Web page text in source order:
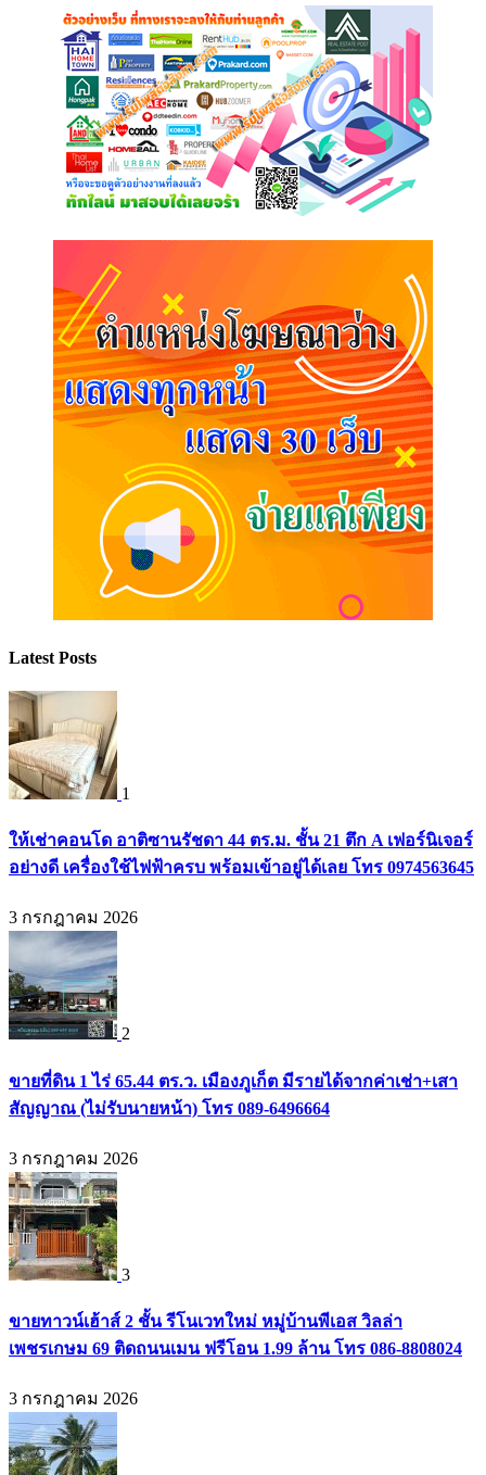
Latest Posts
1
ให้เช่าคอนโด อาติซานรัชดา 44 ตร.ม. ชั้น 21 ตึก A เฟอร์นิเจอร์
อย่างดี เครื่องใช้ไฟฟ้าครบ พร้อมเข้าอยู่ได้เลย โทร 0974563645
3 กรกฎาคม 2026
2
ขายที่ดิน 1 ไร่ 65.44 ตร.ว. เมืองภูเก็ต มีรายได้จากค่าเช่า+เสา
สัญญาณ (ไม่รับนายหน้า) โทร 089-6496664
3 กรกฎาคม 2026
3
ขายทาวน์เฮ้าส์ 2 ชั้น รีโนเวทใหม่ หมู่บ้านพีเอส วิลล่า
เพชรเกษม 69 ติดถนนเมน ฟรีโอน 1.99 ล้าน โทร 086-8808024
3 กรกฎาคม 2026